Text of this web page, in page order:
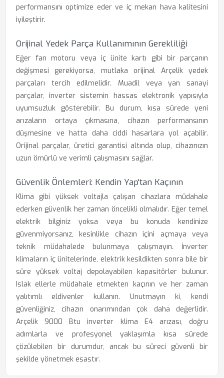
performansını optimize eder ve iç mekan hava kalitesini
iyileştirir.
Orijinal Yedek Parça Kullanımının Gerekliliği
Eğer fan motoru veya iç ünite kartı gibi bir parçanın
değişmesi gerekiyorsa, mutlaka orijinal Arçelik yedek
parçaları tercih edilmelidir. Muadil veya yan sanayi
parçalar, inverter sistemin hassas elektronik yapısıyla
uyumsuzluk gösterebilir. Bu durum, kısa sürede yeni
arızaların ortaya çıkmasına, cihazın performansının
düşmesine ve hatta daha ciddi hasarlara yol açabilir.
Orijinal parçalar, üretici garantisi altında olup, cihazınızın
uzun ömürlü ve verimli çalışmasını sağlar.
Güvenlik Önlemleri: Kendin Yap'tan Kaçının
Klima gibi yüksek voltajla çalışan cihazlara müdahale
ederken güvenlik her zaman öncelikli olmalıdır. Eğer temel
elektrik bilginiz yoksa veya bu konuda kendinize
güvenmiyorsanız, kesinlikle cihazın içini açmaya veya
teknik müdahalede bulunmaya çalışmayın. İnverter
klimaların iç ünitelerinde, elektrik kesildikten sonra bile bir
süre yüksek voltaj depolayabilen kapasitörler bulunur.
Islak ellerle müdahale etmekten kaçının ve her zaman
yalıtımlı eldivenler kullanın. Unutmayın ki, kendi
güvenliğiniz, cihazın onarımından çok daha değerlidir.
Arçelik 9000 Btu inverter klima E4 arızası, doğru
adımlarla ve profesyonel yaklaşımla kısa sürede
çözülebilen bir durumdur, ancak bu süreci güvenli bir
şekilde yönetmek esastır.